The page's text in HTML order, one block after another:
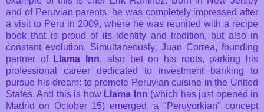
and of Peruvian parents, he was completely impressed after
a visit to Peru in 2009, where he was reunited with a recipe
book that is proud of its identity and tradition, but also in
constant evolution. Simultaneously, Juan Correa, founding
partner of Llama Inn, also bet on his roots, parking his
professional career dedicated to investment banking to
pursue his dream: to promote Peruvian cuisine in the United
States. And this is how Llama Inn (which has just opened in
Madrid on October 15) emerged, a "Peruyorkian" concept